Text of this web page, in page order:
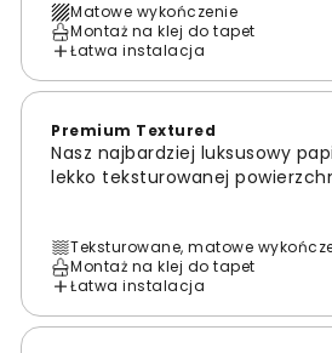
Matowe wykończenie
Montaż na klej do tapet
Łatwa instalacja
Premium Textured
Nasz najbardziej luksusowy
lekko teksturowanej
Teksturowane, matowe
Montaż na klej do tapet
Łatwa instalacja